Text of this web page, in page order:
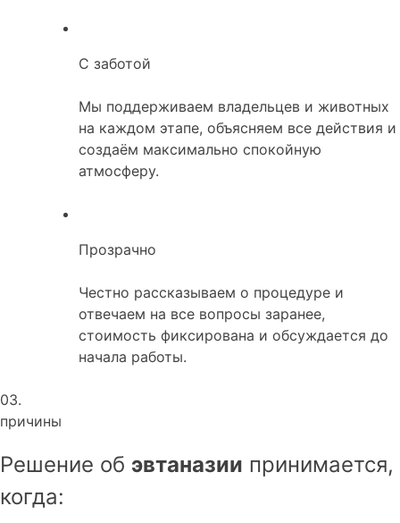
С заботой
Мы поддерживаем владельцев и животных
на каждом этапе, объясняем все действия и
создаём максимально спокойную
атмосферу.
Прозрачно
Честно рассказываем о процедуре и
отвечаем на все вопросы заранее,
стоимость фиксирована и обсуждается до
начала работы.
03.
причины
Решение об эвтаназии принимается,
когда: